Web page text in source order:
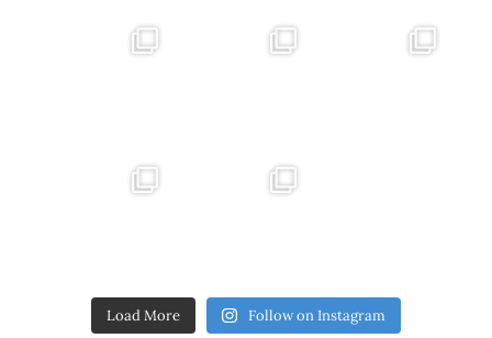
Load More Follow on Instagram